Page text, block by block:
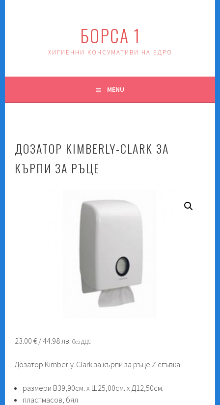
БОРСА 1
ХИГИЕННИ КОНСУМАТИВИ НА ЕДРО
MENU
ДОЗАТОР KIMBERLY-CLARK ЗА
КЪРПИ ЗА РЪЦЕ
23.00€ / 44.98 лв.без ДДС
Дозатор Kimberly-Clark за кърпи за ръце Z сгъвка
размери В39,90см. x Ш25,00см. х Д12,50см.
пластмасов, бял